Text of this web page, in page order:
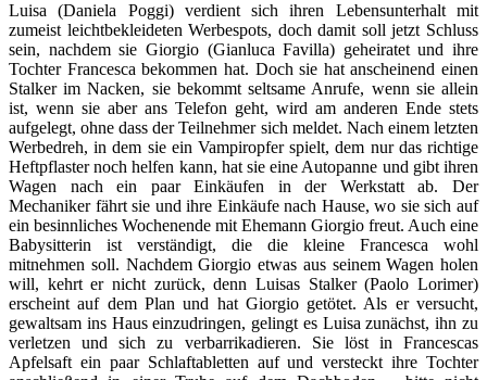
Luisa (Daniela Poggi) verdient sich ihren Lebensunterhalt mit
zumeist leichtbekleideten Werbespots, doch damit soll jetzt Schluss
sein, nachdem sie Giorgio (Gianluca Favilla) geheiratet und ihre
Tochter Francesca bekommen hat. Doch sie hat anscheinend einen
Stalker im Nacken, sie bekommt seltsame Anrufe, wenn sie allein
ist, wenn sie aber ans Telefon geht, wird am anderen Ende stets
aufgelegt, ohne dass der Teilnehmer sich meldet. Nach einem letzten
Werbedreh, in dem sie ein Vampiropfer spielt, dem nur das richtige
Heftpflaster noch helfen kann, hat sie eine Autopanne und gibt ihren
Wagen nach ein paar Einkäufen in der Werkstatt ab. Der
Mechaniker fährt sie und ihre Einkäufe nach Hause, wo sie sich auf
ein besinnliches Wochenende mit Ehemann Giorgio freut. Auch eine
Babysitterin ist verständigt, die die kleine Francesca wohl
mitnehmen soll. Nachdem Giorgio etwas aus seinem Wagen holen
will, kehrt er nicht zurück, denn Luisas Stalker (Paolo Lorimer)
erscheint auf dem Plan und hat Giorgio getötet. Als er versucht,
gewaltsam ins Haus einzudringen, gelingt es Luisa zunächst, ihn zu
verletzen und sich zu verbarrikadieren. Sie löst in Francescas
Apfelsaft ein paar Schlaftabletten auf und versteckt ihre Tochter